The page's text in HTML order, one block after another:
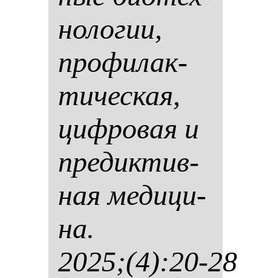
но­ло­гии,
про­фи­лак­
ти­чес­кая,
циф­ро­вая и
пре­дик­тив­
ная ме­ди­ци­
на.
2025;(4):20-28